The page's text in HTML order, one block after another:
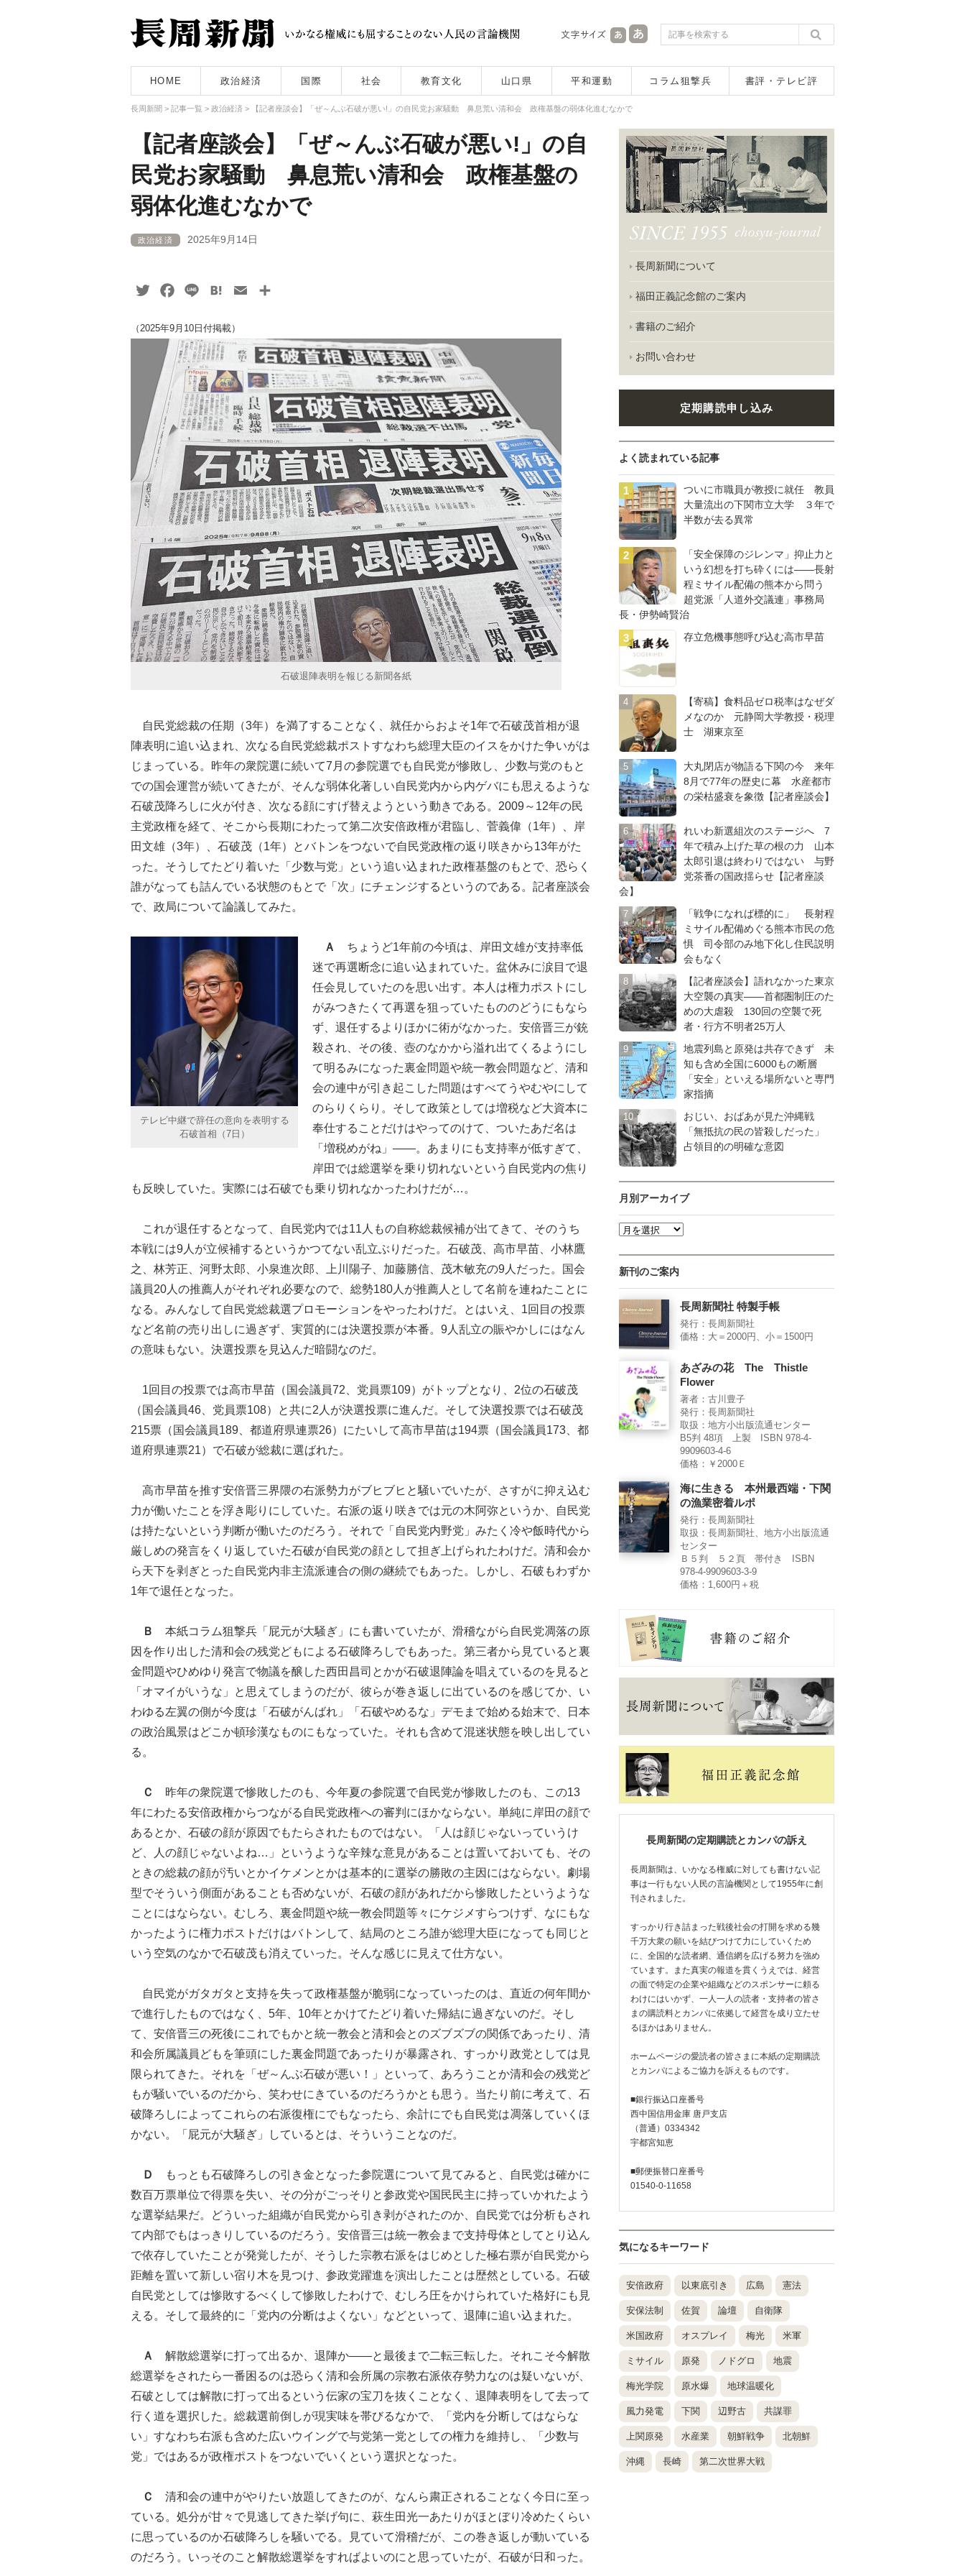
HOME 政治経済 国際 社会 教育文化 山口県 平和運動 コラム狙撃兵 書評・テレビ評
長周新聞 > 記事一覧 > 政治経済 > 【記者座談会】「ぜ～んぶ石破が悪い!」の自民党お家騒動 鼻息荒い清和会 政権基盤の弱体化進むなかで
【記者座談会】「ぜ～んぶ石破が悪い!」の自
民党お家騒動 鼻息荒い清和会 政権基盤の
弱体化進むなかで
政治経済 2025年9月14日
TwitterFacebook
Line HatenaEmail
（2025年9月10日付掲載）
石破退陣表明を報じる新聞各紙
自民党総裁の任期（3年）を満了することなく、就任からおよそ1年で石破茂首相が退
陣表明に追い込まれ、次なる自民党総裁ポストすなわち総理大臣のイスをかけた争いがは
じまっている。昨年の衆院選に続いて7月の参院選でも自民党が惨敗し、少数与党のもと
での国会運営が続いてきたが、そんな弱体化著しい自民党内から内ゲバにも思えるような
石破茂降ろしに火が付き、次なる顔にすげ替えようという動きである。2009～12年の民
主党政権を経て、そこから長期にわたって第二次安倍政権が君臨し、菅義偉（1年）、岸
田文雄（3年）、石破茂（1年）とバトンをつないで自民党政権の返り咲きから13年がた
った。そうしてたどり着いた「少数与党」という追い込まれた政権基盤のもとで、恐らく
誰がなっても詰んでいる状態のもとで「次」にチェンジするというのである。記者座談会
で、政局について論議してみた。
テレビ中継で辞任の意向を表明する
石破首相（7日）
Ａ
ちょうど1年前の今頃は、岸田文雄が支持率低
迷で再選断念に追い込まれていた。盆休みに涙目で退
任会見していたのを思い出す。本人は権力ポストにし
がみつきたくて再選を狙っていたもののどうにもなら
ず、退任するよりほかに術がなかった。安倍晋三が銃
殺され、その後、壺のなかから溢れ出てくるようにし
て明るみになった裏金問題や統一教会問題など、清和
会の連中が引き起こした問題はすべてうやむやにして
のらりくらり。そして政策としては増税など大資本に
奉仕することだけはやってのけて、ついたあだ名は
「増税めがね」――。あまりにも支持率が低すぎて、
岸田では総選挙を乗り切れないという自民党内の焦り
も反映していた。実際には石破でも乗り切れなかったわけだが…。
これが退任するとなって、自民党内では11人もの自称総裁候補が出てきて、そのうち
本戦には9人が立候補するというかつてない乱立ぶりだった。石破茂、高市早苗、小林鷹
之、林芳正、河野太郎、小泉進次郎、上川陽子、加藤勝信、茂木敏充の9人だった。国会
議員20人の推薦人がそれぞれ必要なので、総勢180人が推薦人として名前を連ねたことに
なる。みんなして自民党総裁選プロモーションをやったわけだ。とはいえ、1回目の投票
など名前の売り出しに過ぎず、実質的には決選投票が本番。9人乱立の賑やかしにはなん
の意味もない。決選投票を見込んだ暗闘なのだ。
1回目の投票では高市早苗（国会議員72、党員票109）がトップとなり、2位の石破茂
（国会議員46、党員票108）と共に2人が決選投票に進んだ。そして決選投票では石破茂
215票（国会議員189、都道府県連票26）にたいして高市早苗は194票（国会議員173、都
道府県連票21）で石破が総裁に選ばれた。
高市早苗を推す安倍晋三界隈の右派勢力がブヒブヒと騒いでいたが、さすがに抑え込む
力が働いたことを浮き彫りにしていた。右派の返り咲きでは元の木阿弥というか、自民党
は持たないという判断が働いたのだろう。それで「自民党内野党」みたく冷や飯時代から
厳しめの発言をくり返していた石破が自民党の顔として担ぎ上げられたわけだ。清和会か
ら天下を剥ぎとった自民党内非主流派連合の側の継続でもあった。しかし、石破もわずか
1年で退任となった。
Ｂ
本紙コラム狙撃兵「屁元が大騒ぎ」にも書いていたが、滑稽ながら自民党凋落の原
因を作り出した清和会の残党どもによる石破降ろしでもあった。第三者から見ていると裏
金問題やひめゆり発言で物議を醸した西田昌司とかが石破退陣論を唱えているのを見ると
「オマイがいうな」と思えてしまうのだが、彼らが巻き返しに出ているのを感じてか、い
わゆる左翼の側が今度は「石破がんばれ」「石破やめるな」デモまで始める始末で、日本
の政治風景はどこか頓珍漢なものにもなっていた。それも含めて混迷状態を映し出してい
る。
Ｃ
昨年の衆院選で惨敗したのも、今年夏の参院選で自民党が惨敗したのも、この13
年にわたる安倍政権からつながる自民党政権への審判にほかならない。単純に岸田の顔で
あるとか、石破の顔が原因でもたらされたものではない。「人は顔じゃないっていうけ
ど、人の顔じゃないよね…」というような辛辣な意見があることは置いておいても、その
ときの総裁の顔が汚いとかイケメンとかは基本的に選挙の勝敗の主因にはならない。劇場
型でそういう側面があることも否めないが、石破の顔があれだから惨敗したというような
ことにはならない。むしろ、裏金問題や統一教会問題等々にケジメすらつけず、なにもな
かったように権力ポストだけはバトンして、結局のところ誰が総理大臣になっても同じと
いう空気のなかで石破茂も消えていった。そんな感じに見えて仕方ない。
自民党がガタガタと支持を失って政権基盤が脆弱になっていったのは、直近の何年間か
で進行したものではなく、5年、10年とかけてたどり着いた帰結に過ぎないのだ。そし
て、安倍晋三の死後にこれでもかと統一教会と清和会とのズブズブの関係であったり、清
和会所属議員どもを筆頭にした裏金問題であったりが暴露され、すっかり政党としては見
限られてきた。それを「ぜ～んぶ石破が悪い！」といって、あろうことか清和会の残党ど
もが騒いでいるのだから、笑わせにきているのだろうかとも思う。当たり前に考えて、石
破降ろしによってこれらの右派復権にでもなったら、余計にでも自民党は凋落していくほ
かない。「屁元が大騒ぎ」しているとは、そういうことなのだ。
Ｄ
もっとも石破降ろしの引き金となった参院選について見てみると、自民党は確かに
数百万票単位で得票を失い、その分がごっそりと参政党や国民民主に持っていかれたよう
な選挙結果だ。どういった組織が自民党から引き剥がされたのか、自民党では分析もされ
て内部でもはっきりしているのだろう。安倍晋三は統一教会まで支持母体としてとり込ん
で依存していたことが発覚したが、そうした宗教右派をはじめとした極右票が自民党から
距離を置いて新しい宿り木を見つけ、参政党躍進を演出したことは歴然としている。石破
自民党としては惨敗するべくして惨敗したわけで、むしろ圧をかけられていた格好にも見
える。そして最終的に「党内の分断はよくない」などといって、退陣に追い込まれた。
Ａ
解散総選挙に打って出るか、退陣か――と最後まで二転三転した。それこそ今解散
総選挙をされたら一番困るのは恐らく清和会所属の宗教右派依存勢力なのは疑いないが、
石破としては解散に打って出るという伝家の宝刀を抜くことなく、退陣表明をして去って
行く道を選択した。総裁選前倒しが現実味を帯びるなかで、「党内を分断してはならな
い」すなわち右派も含めた広いウイングで与党第一党としての権力を維持し、「少数与
党」ではあるが政権ポストをつないでいくという選択となった。
Ｃ
清和会の連中がやりたい放題してきたのが、なんら粛正されることなく今日に至っ
ている。処分が甘々で見逃してきた挙げ句に、萩生田光一あたりがほとぼり冷めたくらい
に思っているのか石破降ろしを騒いでる。見ていて滑稽だが、この巻き返しが動いている
のだろう。いっそのこと解散総選挙をすればよいのにと思っていたが、石破が日和った。
長周新聞について
福田正義記念館のご案内
書籍のご紹介
お問い合わせ
定期購読申し込み
よく読まれている記事
ついに市職員が教授に就任 教員
大量流出の下関市立大学 ３年で
半数が去る異常
「安全保障のジレンマ」抑止力と
いう幻想を打ち砕くには――長射
程ミサイル配備の熊本から問う
超党派「人道外交議連」事務局
長・伊勢崎賢治
存立危機事態呼び込む高市早苗
【寄稿】食料品ゼロ税率はなぜダ
メなのか 元静岡大学教授・税理
士 湖東京至
大丸閉店が物語る下関の今 来年
8月で77年の歴史に幕 水産都市
の栄枯盛衰を象徴【記者座談会】
れいわ新選組次のステージへ 7
年で積み上げた草の根の力 山本
太郎引退は終わりではない 与野
党茶番の国政揺らせ【記者座談
会】
「戦争になれば標的に」 長射程
ミサイル配備めぐる熊本市民の危
惧 司令部のみ地下化し住民説明
会もなく
【記者座談会】語れなかった東京
大空襲の真実――首都圏制圧のた
めの大虐殺 130回の空襲で死
者・行方不明者25万人
地震列島と原発は共存できず 未
知も含め全国に6000もの断層
「安全」といえる場所ないと専門
家指摘
おじい、おばあが見た沖縄戦
「無抵抗の民の皆殺しだった」
占領目的の明確な意図
月別アーカイブ
新刊のご案内
長周新聞社 特製手帳
発行：長周新聞社
価格：大＝2000円、小＝1500円
あざみの花 The Thistle
Flower
著者：古川豊子
発行：長周新聞社
取扱：地方小出版流通センター
B5判 48項 上製 ISBN 978-4-
9909603-4-6
価格：￥2000Ｅ
海に生きる 本州最西端・下関
の漁業密着ルポ
発行：長周新聞社
取扱：長周新聞社、地方小出版流通
センター
Ｂ５判 ５２頁 帯付き ISBN
978-4-9909603-3-9
価格：1,600円＋税
長周新聞の定期購読とカンパの訴え
長周新聞は、いかなる権威に対しても書けない記
事は一行もない人民の言論機関として1955年に創
刊されました。
すっかり行き詰まった戦後社会の打開を求める幾
千万大衆の願いを結びつけて力にしていくため
に、全国的な読者網、通信網を広げる努力を強め
ています。また真実の報道を貫くうえでは、経営
の面で特定の企業や組織などのスポンサーに頼る
わけにはいかず、一人一人の読者・支持者の皆さ
まの購読料とカンパに依拠して経営を成り立たせ
るほかはありません。
ホームページの愛読者の皆さまに本紙の定期購読
とカンパによるご協力を訴えるものです。
■銀行振込口座番号
西中国信用金庫 唐戸支店
（普通）0334342
宇都宮知恵
■郵便振替口座番号
01540-0-11658
気になるキーワード
安倍政府 以東底引き 広島 憲法
安保法制 佐賀 論壇 自衛隊
米国政府 オスプレイ 梅光 米軍
ミサイル 原発 ノドグロ 地震
梅光学院 原水爆 地球温暖化
風力発電 下関 辺野古 共謀罪
上関原発 水産業 朝鮮戦争 北朝鮮
沖縄 長崎 第二次世界大戦